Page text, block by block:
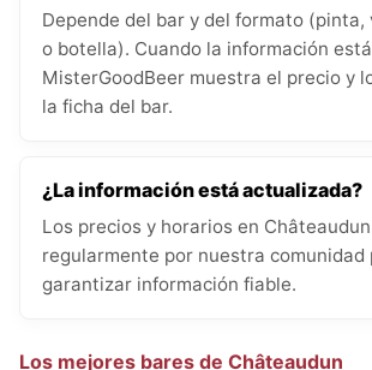
Depende del bar y del formato (pinta,
o botella). Cuando la información
MisterGoodBeer muestra el precio y
la ficha del bar.
¿La información está actualizada?
Los precios y horarios en
regularmente por nuestra comunidad
garantizar información fiable.
Los mejores bares de Châteaudun